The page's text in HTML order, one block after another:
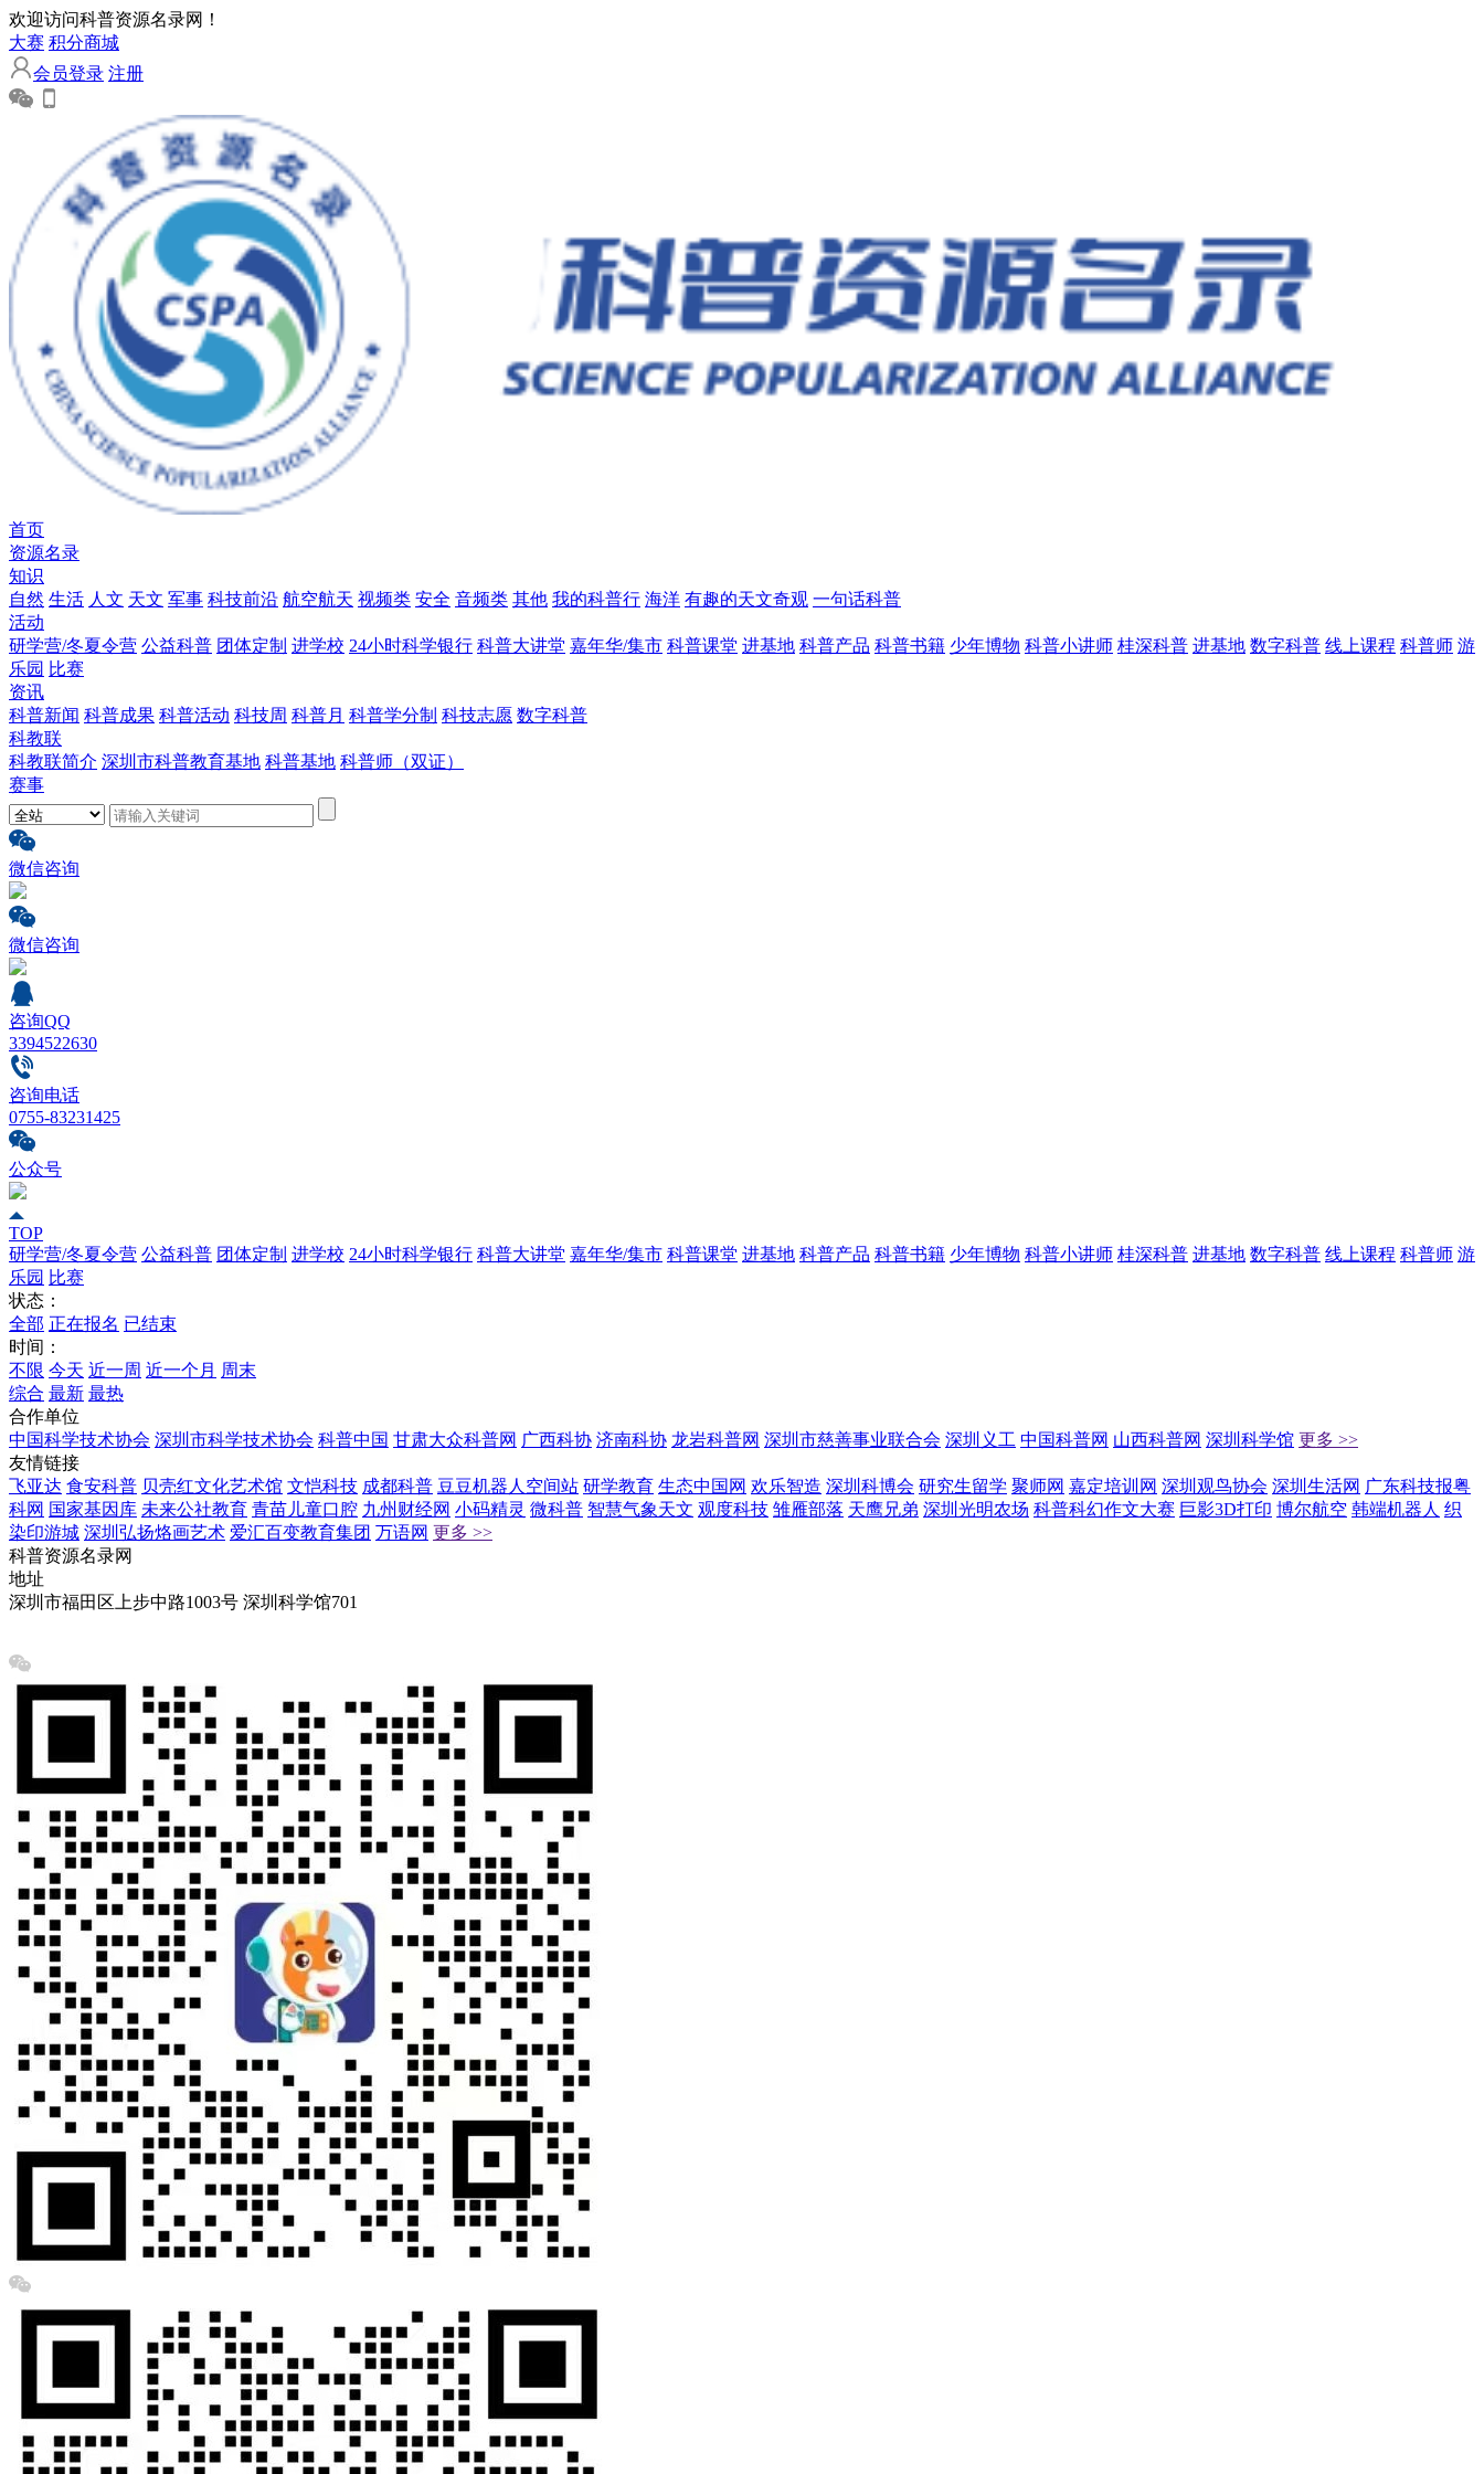
欢迎访问科普资源名录网！
大赛 积分商城
会员登录 注册
首页
资源名录
知识
自然 生活 人文 天文 军事 科技前沿 航空航天 视频类 安全 音频类 其他 我的科普行 海洋 有趣的天文奇观 一句话科普
活动
研学营/冬夏令营 公益科普 团体定制 进学校 24小时科学银行 科普大讲堂 嘉年华/集市 科普课堂 进基地 科普产品 科普书籍 少年博物 科普小讲师 桂深科普 进基地 数字科普 线上课程 科普师 游
乐园 比赛
资讯
科普新闻 科普成果 科普活动 科技周 科普月 科普学分制 科技志愿 数字科普
科教联
科教联简介 深圳市科普教育基地 科普基地 科普师（双证）
赛事
微信咨询
微信咨询
咨询QQ
3394522630
咨询电话
0755-83231425
公众号
TOP
研学营/冬夏令营 公益科普 团体定制 进学校 24小时科学银行 科普大讲堂 嘉年华/集市 科普课堂 进基地 科普产品 科普书籍 少年博物 科普小讲师 桂深科普 进基地 数字科普 线上课程 科普师 游
乐园 比赛
状态：
全部 正在报名 已结束
时间：
不限 今天 近一周 近一个月 周末
综合 最新 最热
合作单位
中国科学技术协会 深圳市科学技术协会 科普中国 甘肃大众科普网 广西科协 济南科协 龙岩科普网 深圳市慈善事业联合会 深圳义工 中国科普网 山西科普网 深圳科学馆 更多 >>
友情链接
飞亚达 食安科普 贝壳红文化艺术馆 文恺科技 成都科普 豆豆机器人空间站 研学教育 生态中国网 欢乐智造 深圳科博会 研究生留学 聚师网 嘉定培训网 深圳观鸟协会 深圳生活网 广东科技报粤
科网 国家基因库 未来公社教育 青苗儿童口腔 九州财经网 小码精灵 微科普 智慧气象天文 观度科技 雏雁部落 天鹰兄弟 深圳光明农场 科普科幻作文大赛 巨影3D打印 博尔航空 韩端机器人 织
染印游城 深圳弘扬烙画艺术 爱汇百变教育集团 万语网 更多 >>
科普资源名录网
地址
深圳市福田区上步中路1003号 深圳科学馆701